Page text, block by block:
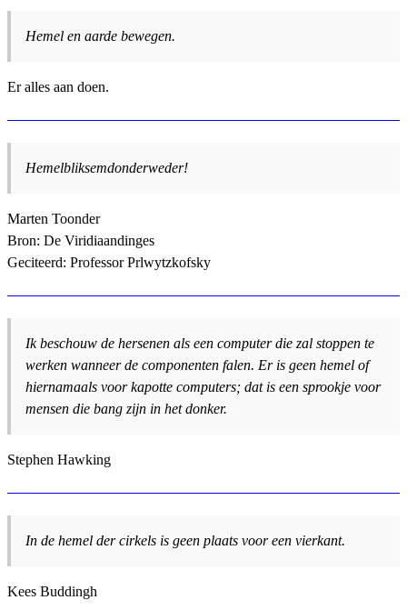
Hemel en aarde bewegen.
Er alles aan doen.
Hemelbliksemdonderweder!
Marten Toonder
Bron: De Viridiaandinges
Geciteerd: Professor Prlwytzkofsky
Ik beschouw de hersenen als een computer die zal stoppen te
werken wanneer de componenten falen. Er is geen hemel of
hiernamaals voor kapotte computers; dat is een sprookje voor
mensen die bang zijn in het donker.
Stephen Hawking
In de hemel der cirkels is geen plaats voor een vierkant.
Kees Buddingh